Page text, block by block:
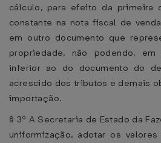
cálculo, para efeito da primeira
constante na nota fiscal de
em outro documento que
propriedade, não podendo,
inferior ao do documento do
acrescido dos tributos e demais
importação.
§ 3º A Secretaria de Estado da
uniformização, adotar os